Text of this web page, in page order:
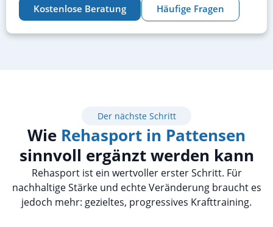
Kostenlose Beratung Häufige Fragen
Der nächste Schritt
Wie Rehasport in Pattensen
sinnvoll ergänzt werden kann
Rehasport ist ein wertvoller erster Schritt. Für
nachhaltige Stärke und echte Veränderung braucht es
jedoch mehr: gezieltes, progressives Krafttraining.